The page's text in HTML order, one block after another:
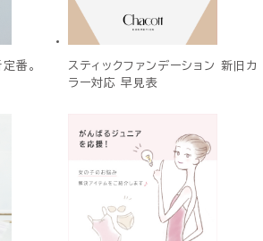
番。
スティックファンデーション 新旧カ
ラー対応 早見表